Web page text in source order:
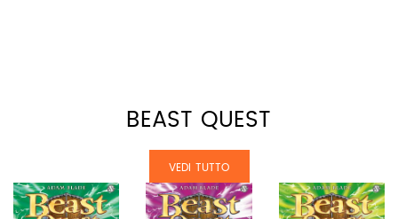
BEAST QUEST
VEDI TUTTO